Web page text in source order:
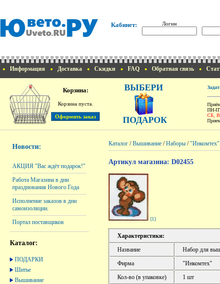
Кабинет: Логин
Информация Доставка Скидки FAQ Обратная связь
Корзина:
Корзина пуста.
ВЫБЕРИ
ПОДАРОК
ПН-
СБ,
Новости:
АКЦИЯ "Вас ждёт подарок!"
Работа Магазина в дни
празднования Нового Года
Исполнение заказов в дни
самоизоляции.
Портал поставщиков
Каталог:
ПОДАРКИ
Шитье
Вышивание
Каталог /Вышивание /Наборы /"Инкомтех"
Артикул магазина: D02455
[1]
Характеристики:
Название
Набор для
Фирма
"Инкомтех"
Кол-во (в упаковке)
1 шт